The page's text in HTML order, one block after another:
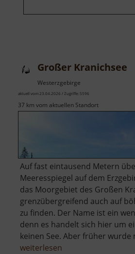
Großer Kranichsee
Westerzgebirge
aktuell vom 23.04.2026 / Zugriffe: 5596
37 km vom aktuellen Standort
Auf fast eintausend Metern
Meeresspiegel auf dem
das Moorgebiet des Großen
grenzübergreifend auch auf
zu finden. Der Name ist ein
denn es handelt sich hier um
keinen See. Aber früher wurde
weiterlesen